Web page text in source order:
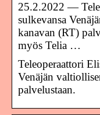
25.2.2022 —
sulkevansa
kanavan (RT)
myös Telia …
Teleoperaattori
Venäjän
palvelustaan.